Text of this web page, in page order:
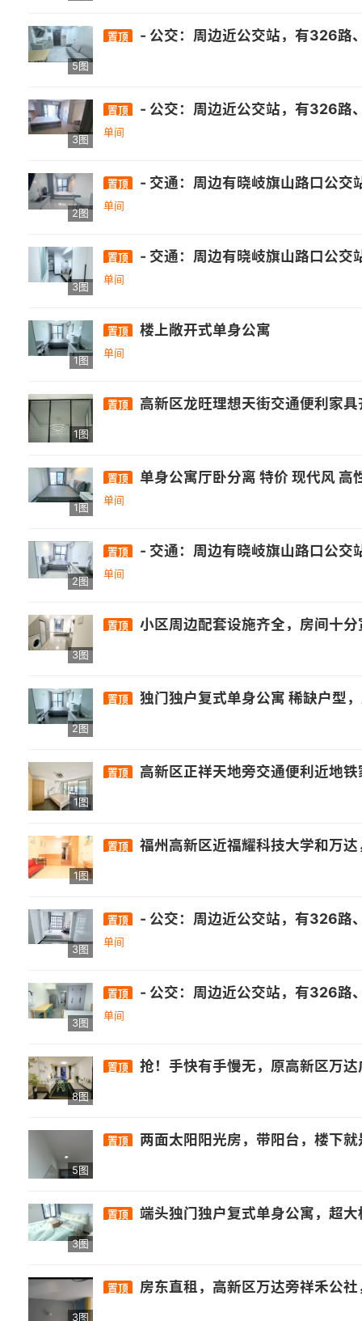
5图
置顶 - 公交：周边近公交站，有326路、82路、151路等多条公交线路经过.- 医疗：有南屿镇卫生所、省立医院金山分院等. - 商业：自带万达综合体，还有正荣财
3图
置顶 - 公交：周边近公交站，有326路、82路、151路等多条公交线路经过.- 医疗：有南屿镇卫生所、省立医院金山分院等. - 商业：自带万达综合体，还有正荣财
单间
2图
置顶 - 交通：周边有晓岐旗山路口公交站，距326路、350路公
单间
3图
置顶 - 交通：周边有晓岐旗山路口公交站，距326路、350路公
单间
1图
置顶 楼上敞开式单身公寓
单间
1图
置顶 高新区龙旺理想天街交通便利家
1图
置顶 单身公寓厅卧分离 特价 现代风 高
单间
2图
置顶 - 交通：周边有晓岐旗山路口公交站，距326路、350路公
单间
3图
置顶 小区周边配套设施齐全，房间十分宽敞，墙面色调
2图
置顶 独门独户复式单身公寓 稀缺户型
1图
置顶 高新区正祥天地旁交通便利近地
1图
置顶 福州高新区近福耀科技大学和万达，龙旺康桥丹堤单身公寓，独门独户，住宅水电
3图
置顶 - 公交：周边近公交站，有326路、82路、151路等多条公交线路经过.- 医疗：有南屿镇卫生所、省立医院金山分院等. - 商业：自带万达综合体，还有正荣财
单间
3图
置顶 - 公交：周边近公交站，有326路、82路、151路等多条公交线路经过.- 医疗：有南屿镇卫生所、省立医院金山分院等. - 商业：自带万达综合体，还有正荣财
单间
8图
置顶 抢！手快有手慢无，原高新区万达广场祥禾公社新出一套秒杀房源，超大一房一厅单身公寓，网红 ins风装修风格，底价 1200 出，真正的 手快有手慢无，包物业和宽带，看房加我13950224772，附近的信通中心、厚庭地铁，万福，星网锐捷，山亚，邦邦财富中心，宏盛，永福，华建，久
5图
置顶 两面太阳阳光房，带阳台，楼下就是万达商圈，靠近大学
3图
置顶 端头独门独户复式单身公寓，超大榻榻米 - 交通：周边有晓岐旗山路口公交站，
3图
置顶 房东直租，高新区万达旁祥禾公社，楼上大房间内卫带厨房